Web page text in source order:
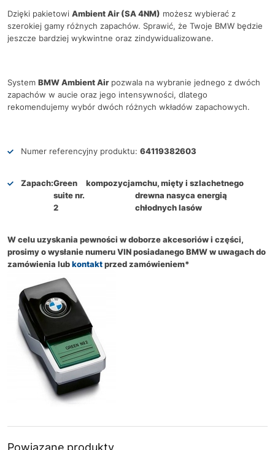
Dzięki pakietowi Ambient Air (SA 4NM) możesz wybierać z
szerokiej gamy różnych zapachów. Sprawić, że Twoje BMW będzie
jeszcze bardziej wykwintne oraz zindywidualizowane.
System BMW Ambient Airpozwala na wybranie jednego z dwóch
zapachów w aucie oraz jego intensywności, dlatego
rekomendujemy wybór dwóch różnych wkładów zapachowych.
Numer referencyjny produktu: 64119382603
Zapach:Green
suite nr.
2
kompozycjamchu, mięty i szlachetnego
drewna nasyca energią
chłodnych lasów
W celu uzyskania pewności w doborze akcesoriów i części,
prosimy o wysłanie numeru VIN posiadanego BMW w uwagach do
zamówienia lubkontaktprzed zamówieniem*
Powiązane produkty